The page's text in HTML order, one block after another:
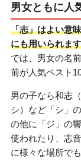
男女ともに人
「志」はよい意
にも用いられます
では、男女の名
前が人気ベスト
男の子なら和志
シ）など「シ」
の他に「ジ」の
使われたり、志
に様々な場所で